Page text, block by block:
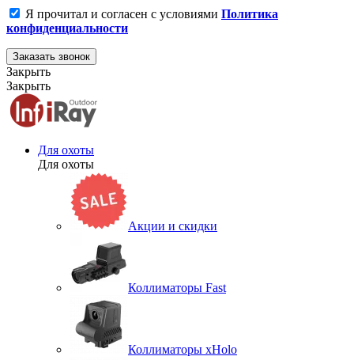
Я прочитал и согласен с условиями Политика
конфиденциальности
Заказать звонок
Закрыть
Закрыть
Для охоты
Для охоты
Акции и скидки
Коллиматоры Fast
Коллиматоры xHolo